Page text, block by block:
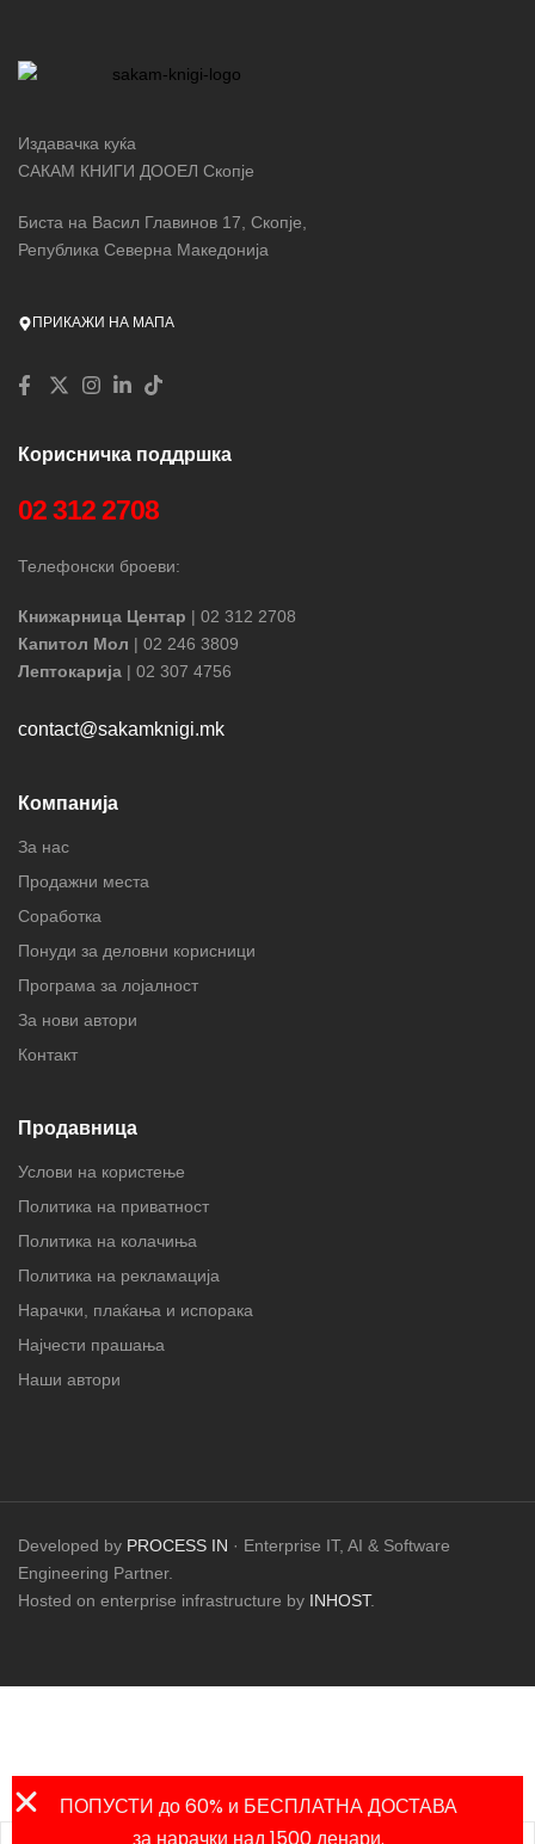
Издавачка куќа
САКАМ КНИГИ ДООЕЛ Скопје
Биста на Васил Главинов 17, Скопје,
Република Северна Македонија
ПРИКАЖИ НА МАПА
Корисничка поддршка
02 312 2708
Телефонски броеви:
Книжарница Центар | 02 312 2708
Капитол Мол | 02 246 3809
Лептокарија | 02 307 4756
contact@sakamknigi.mk
Компанија
За нас
Продажни места
Соработка
Понуди за деловни корисници
Програма за лојалност
За нови автори
Контакт
Продавница
Услови на користење
Политика на приватност
Политика на колачиња
Политика на рекламација
Нарачки, плаќања и испорака
Најчести прашања
Наши автори
Developed by PROCESS IN · Enterprise IT, AI & Software
Engineering Partner.
Hosted on enterprise infrastructure by INHOST.
ПОПУСТИ до 60% и БЕСПЛАТНА ДОСТАВА